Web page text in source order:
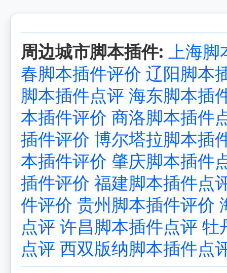
周边城市脚本插件: 上海脚
春脚本插件评价 辽阳脚本
脚本插件点评 海东脚本插
本插件评价 商洛脚本插件
插件评价 博尔塔拉脚本插
本插件评价 肇庆脚本插件
插件评价 福建脚本插件点
件评价 贵州脚本插件评价
点评 许昌脚本插件点评 牡
点评 西双版纳脚本插件点